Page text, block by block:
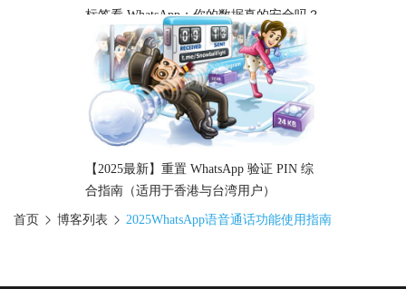
标签看 WhatsApp：你的数据真的安全吗？
【2025最新】重置 WhatsApp 验证 PIN 综
合指南（适用于香港与台湾用户）
首页 博客列表 2025WhatsApp语音通话功能使用指南